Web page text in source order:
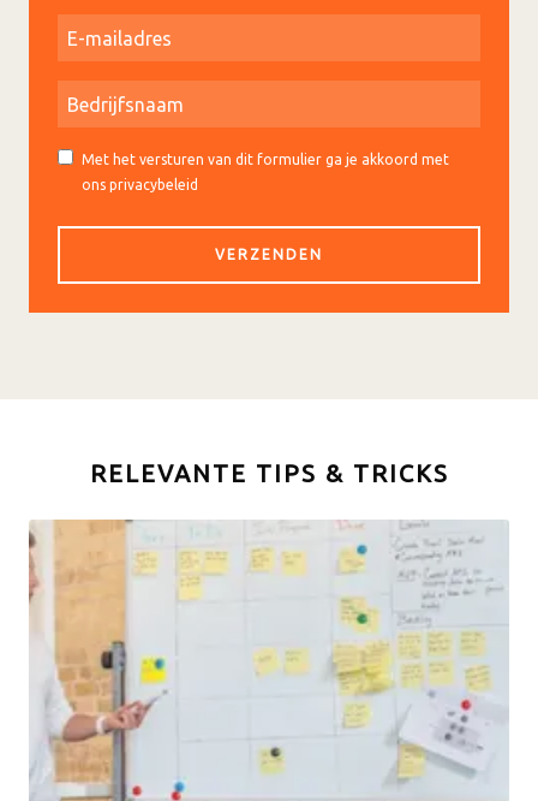
Met het versturen van dit formulier ga je akkoord met
ons privacybeleid
RELEVANTE TIPS & TRICKS